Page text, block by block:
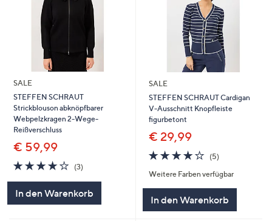
SALE
STEFFEN SCHRAUT
Strickblouson abknöpfbarer
Webpelzkragen 2-Wege-
Reißverschluss
€ 59,99
4.0
von
(3)
In den Warenkorb
SALE
STEFFEN SCHRAUT Cardigan
V-Ausschnitt Knopfleiste
figurbetont
€ 29,99
3.8
von
5
(5)
Weitere Farben verfügbar
In den Warenkorb